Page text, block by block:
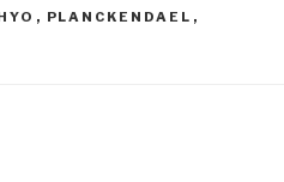
, PLANCKENDAEL ,